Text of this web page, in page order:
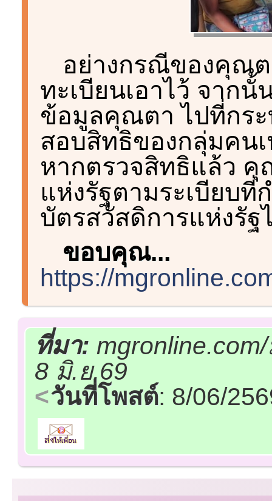
อย่างกรณีของคุณ
ทะเบียนเอาไว้ จาก
ข้อมูลคุณตา ไปที่กระ
สอบสิทธิของกลุ่มคนเ
หากตรวจสิทธิแล้ว
แห่งรัฐตามระเบียบ
บัตรสวัสดิการแห่งรั
ขอบคุณ...
https://
ที่มา:
8 มิ.ย.69
วันที่โพสต์: 8/06/